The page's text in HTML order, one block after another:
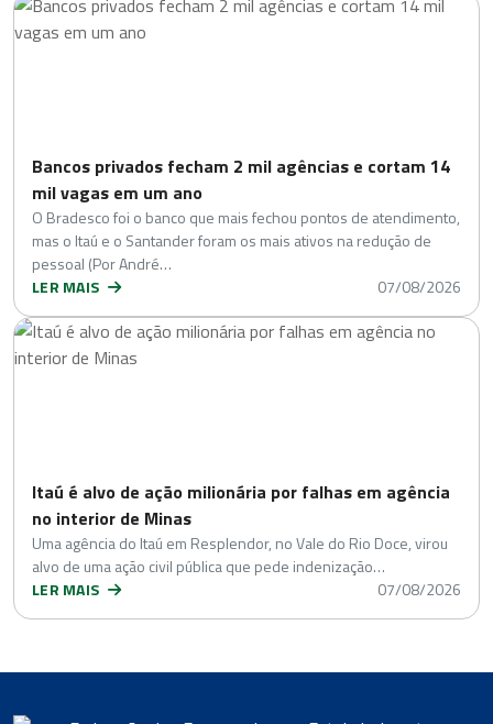
Bancos privados fecham 2 mil agências e cortam 14
mil vagas em um ano
O Bradesco foi o banco que mais fechou pontos de atendimento,
mas o Itaú e o Santander foram os mais ativos na redução de
pessoal (Por André…
LER MAIS
07/08/2026
Itaú é alvo de ação milionária por falhas em agência
no interior de Minas
Uma agência do Itaú em Resplendor, no Vale do Rio Doce, virou
alvo de uma ação civil pública que pede indenização…
LER MAIS
07/08/2026